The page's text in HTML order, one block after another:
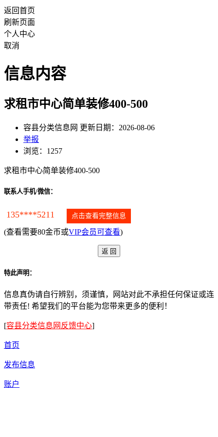
返回首页
刷新页面
个人中心
取消
信息内容
求租市中心简单装修400-500
容县分类信息网 更新日期：2026-08-06
举报
浏览：1257
求租市中心简单装修400-500
联系人手机/微信：
135****5211 点击查看完整信息
(查看需要80金币或VIP会员可查看)
特此声明：
信息真伪请自行辨别，须谨慎，网站对此不承担任何保证或连
带责任! 希望我们的平台能为您带来更多的便利！
[容县分类信息网反馈中心]
首页
发布信息
账户